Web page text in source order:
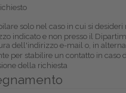
solo nel caso in cui si
indicato e non presso il
dell'indirizzo e-mail o, in
per stabilire un contatto in caso
della richiesta